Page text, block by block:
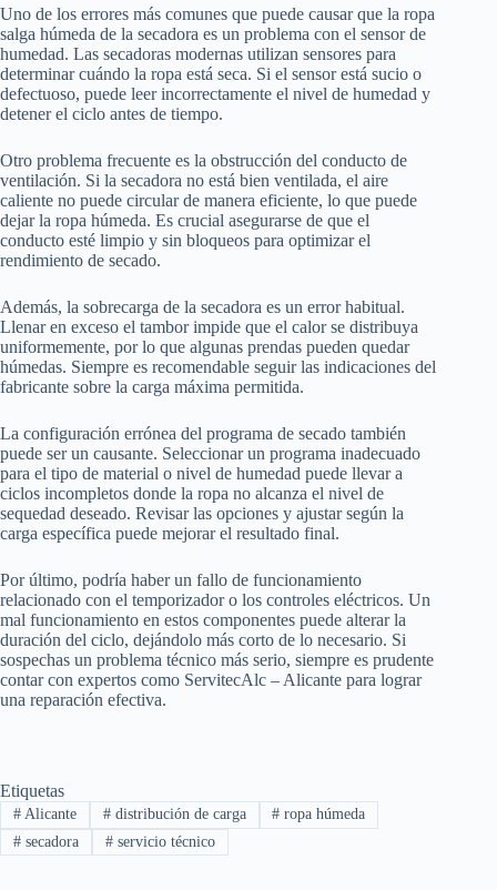
Uno de los errores más comunes que puede causar que la ropa
salga húmeda de la secadora es un problema con el sensor de
humedad. Las secadoras modernas utilizan sensores para
determinar cuándo la ropa está seca. Si el sensor está sucio o
defectuoso, puede leer incorrectamente el nivel de humedad y
detener el ciclo antes de tiempo.
Otro problema frecuente es la obstrucción del conducto de
ventilación. Si la secadora no está bien ventilada, el aire
caliente no puede circular de manera eficiente, lo que puede
dejar la ropa húmeda. Es crucial asegurarse de que el
conducto esté limpio y sin bloqueos para optimizar el
rendimiento de secado.
Además, la sobrecarga de la secadora es un error habitual.
Llenar en exceso el tambor impide que el calor se distribuya
uniformemente, por lo que algunas prendas pueden quedar
húmedas. Siempre es recomendable seguir las indicaciones del
fabricante sobre la carga máxima permitida.
La configuración errónea del programa de secado también
puede ser un causante. Seleccionar un programa inadecuado
para el tipo de material o nivel de humedad puede llevar a
ciclos incompletos donde la ropa no alcanza el nivel de
sequedad deseado. Revisar las opciones y ajustar según la
carga específica puede mejorar el resultado final.
Por último, podría haber un fallo de funcionamiento
relacionado con el temporizador o los controles eléctricos. Un
mal funcionamiento en estos componentes puede alterar la
duración del ciclo, dejándolo más corto de lo necesario. Si
sospechas un problema técnico más serio, siempre es prudente
contar con expertos como ServitecAlc – Alicante para lograr
una reparación efectiva.
Etiquetas
#Alicante #distribución de carga # ropa húmeda
#secadora #servicio técnico